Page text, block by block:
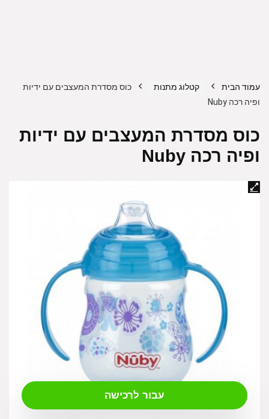
עמוד הבית קטלוג מתנות
כוס מסדרת המעצבים עם ידיות
ופיה רכה Nuby
כוס מסדרת המעצבים עם ידיות
ופיה רכה Nuby
₪
עבור לרכישה